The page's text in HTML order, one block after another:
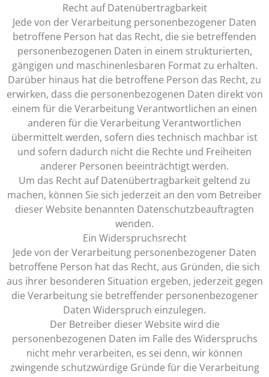
Recht auf Datenübertragbarkeit
Jede von der Verarbeitung personenbezogener Daten
betroffene Person hat das Recht, die sie betreffenden
personenbezogenen Daten in einem strukturierten,
gängigen und maschinenlesbaren Format zu erhalten.
Darüber hinaus hat die betroffene Person das Recht, zu
erwirken, dass die personenbezogenen Daten direkt von
einem für die Verarbeitung Verantwortlichen an einen
anderen für die Verarbeitung Verantwortlichen
übermittelt werden, sofern dies technisch machbar ist
und sofern dadurch nicht die Rechte und Freiheiten
anderer Personen beeinträchtigt werden.
Um das Recht auf Datenübertragbarkeit geltend zu
machen, können Sie sich jederzeit an den vom Betreiber
dieser Website benannten Datenschutzbeauftragten
wenden.
Ein Widerspruchsrecht
Jede von der Verarbeitung personenbezogener Daten
betroffene Person hat das Recht, aus Gründen, die sich
aus ihrer besonderen Situation ergeben, jederzeit gegen
die Verarbeitung sie betreffender personenbezogener
Daten Widerspruch einzulegen.
Der Betreiber dieser Website wird die
personenbezogenen Daten im Falle des Widerspruchs
nicht mehr verarbeiten, es sei denn, wir können
zwingende schutzwürdige Gründe für die Verarbeitung